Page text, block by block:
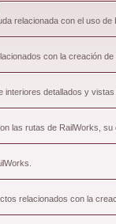
relacionada con el uso de
con la creación de
detallados y vistas
las rutas de RailWorks, su
relacionados con la